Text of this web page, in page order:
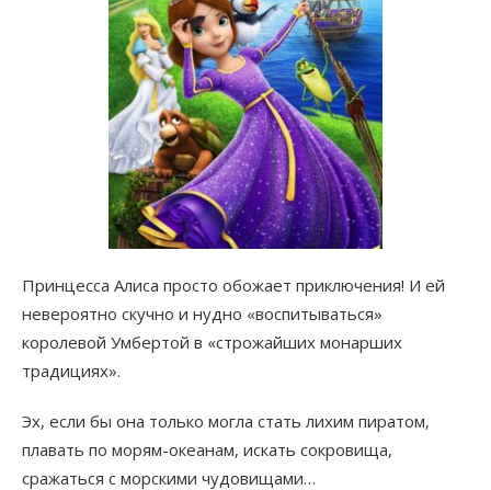
Принцесса Алиса просто обожает приключения! И ей
невероятно скучно и нудно «воспитываться»
королевой Умбертой в «строжайших монарших
традициях».
Эх, если бы она только могла стать лихим пиратом,
плавать по морям-океанам, искать сокровища,
сражаться с морскими чудовищами…